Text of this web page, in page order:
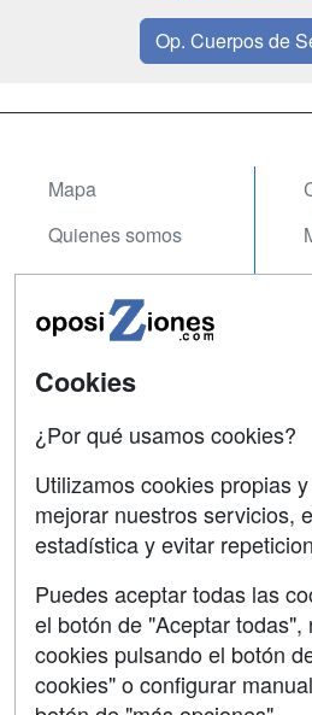
Op. Cuerpos de
Mapa
Quienes somos
Tarifas publicidad
Acceso Usuarios
Acceso Centros
Contactar
Confidencialidad
Aviso legal
Copyleft
Cookies
¿Por qué usamos cookies?
Utilizamos cookies propias
mejorar nuestros servicios,
estadística y evitar
Puedes aceptar todas las
el botón de "Aceptar
cookies pulsando el botón
cookies" o configurar